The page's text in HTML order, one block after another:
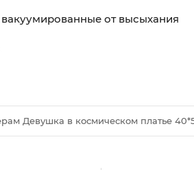
от высыхания
Девушка в космическом платье